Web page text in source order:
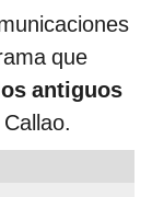
que
antiguos